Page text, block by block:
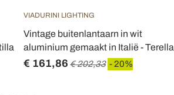
VIADURINI LIGHTING
Vintage buitenlantaarn in wit
aluminium gemaakt in Italië - Terella
€ 161,86 € 202,33 - 20%